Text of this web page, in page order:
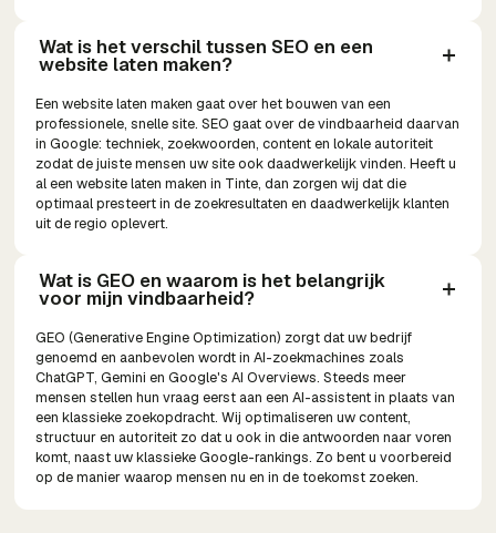
Wat is het verschil tussen SEO en een
website laten maken?
Een website laten maken gaat over het bouwen van een
professionele, snelle site. SEO gaat over de vindbaarheid daarvan
in Google: techniek, zoekwoorden, content en lokale autoriteit
zodat de juiste mensen uw site ook daadwerkelijk vinden. Heeft u
al een website laten maken in Tinte, dan zorgen wij dat die
optimaal presteert in de zoekresultaten en daadwerkelijk klanten
uit de regio oplevert.
Wat is GEO en waarom is het belangrijk
voor mijn vindbaarheid?
GEO (Generative Engine Optimization) zorgt dat uw bedrijf
genoemd en aanbevolen wordt in AI-zoekmachines zoals
ChatGPT, Gemini en Google's AI Overviews. Steeds meer
mensen stellen hun vraag eerst aan een AI-assistent in plaats van
een klassieke zoekopdracht. Wij optimaliseren uw content,
structuur en autoriteit zo dat u ook in die antwoorden naar voren
komt, naast uw klassieke Google-rankings. Zo bent u voorbereid
op de manier waarop mensen nu en in de toekomst zoeken.